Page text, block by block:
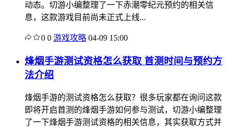
动态。切游小编整理了一下赤潮零纪元预约的相关信
息，这款游戏目前尚未正式上线...
0 0 游戏攻略 04-09 15:00
烽烟手游测试资格怎么获取 首测时间与预约方
法介绍
烽烟手游的测试资格怎么获取？很多玩家都在询问这款
即将开启首测的烽烟手游如何参与测试，切游小编整理
了一下烽烟手游测试资格的相关信息，其实获取方式并